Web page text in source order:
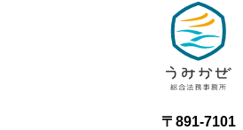
〒891-7101